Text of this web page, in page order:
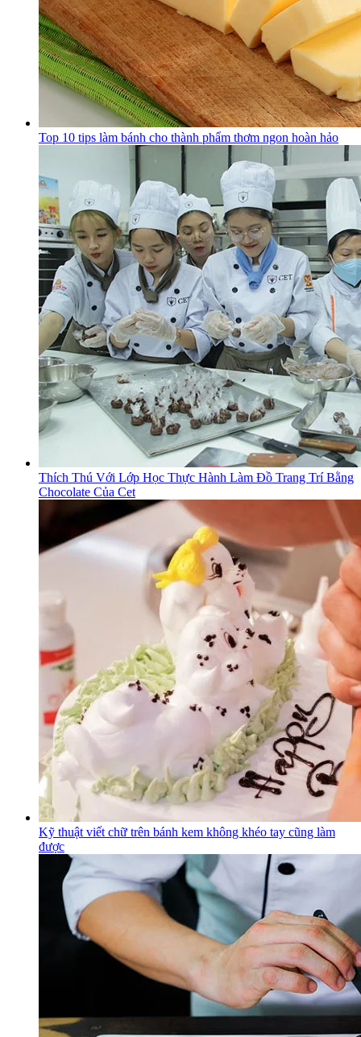
Top 10 tips làm bánh cho thành phẩm thơm ngon hoàn hảo
Thích Thú Với Lớp Học Thực Hành Làm Đồ Trang Trí Bằng
Chocolate Của Cet
Kỹ thuật viết chữ trên bánh kem không khéo tay cũng làm
được